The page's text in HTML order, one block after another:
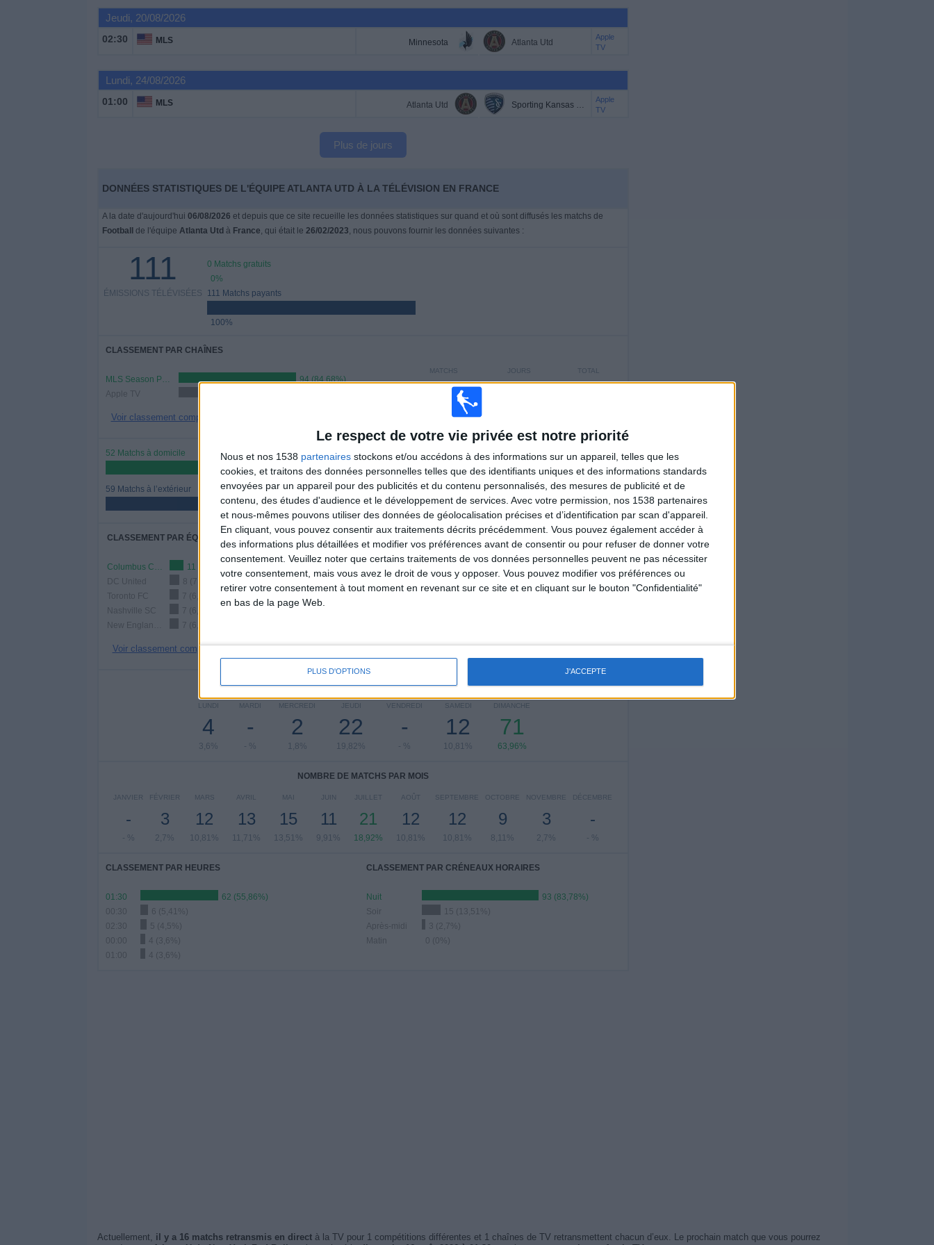
Le respect de votre vie privée est notre priorité
Nous et nos 1538 partenaires stockons et/ou accédons à des informations sur un appareil, telles que les
cookies, et traitons des données personnelles telles que des identifiants uniques et des informations standards
envoyées par un appareil pour des publicités et du contenu personnalisés, des mesures de publicité et de
contenu, des études d'audience et le développement de services. Avec votre permission, nos 1538 partenaires
et nous-mêmes pouvons utiliser des données de géolocalisation précises et d’identification par scan d'appareil.
En cliquant, vous pouvez consentir aux traitements décrits précédemment. Vous pouvez également accéder à
des informations plus détaillées et modifier vos préférences avant de consentir ou pour refuser de donner votre
consentement. Veuillez noter que certains traitements de vos données personnelles peuvent ne pas nécessiter
votre consentement, mais vous avez le droit de vous y opposer. Vous pouvez modifier vos préférences ou
retirer votre consentement à tout moment en revenant sur ce site et en cliquant sur le bouton "Confidentialité"
en bas de la page Web.
PLUS D'OPTIONS J'ACCEPTE
Jeudi, 20/08/2026
02:30 MLS Minnesota Atlanta Utd
Apple
TV
Lundi, 24/08/2026
01:00 MLS Atlanta Utd Sporting Kansas City
Apple
TV
Plus de jours
DONNÉES STATISTIQUES DE L'ÉQUIPE ATLANTA UTD À LA TÉLÉVISION EN FRANCE
A la date d'aujourd'hui 06/08/2026 et depuis que ce site recueille les données statistiques sur quand et où sont diffusés les matchs de
Football
de l'équipe Atlanta Utd à France, qui était le 26/02/2023, nous pouvons fournir les données suivantes :
111
ÉMISSIONS TÉLÉVISÉES
0 Matchs gratuits
0%
111 Matchs payants
100%
CLASSEMENT PAR CHAÎNES
MLS Season Pass
94 (84,68%)
Apple TV
Voir classement complet
TOTAL
2
JOURS
1257
MATCHS
111
CONSECUTIFS
52 Matchs à domicile
46,85%
59 Matchs à l’extérieur
53,15%
TOTAL
31
ADVERSAIRES
MAXIMUM
11
VS Columbus
Crew
TOTAL
2
COMPÉTITIONS
CLASSEMENT PAR ÉQUIPES
Columbus Crew
11 (9,91%)
DC United
8 (7,21%)
Toronto FC
7 (6,31%)
Nashville SC
7 (6,31%)
7 (6,31%)
Voir classement complet
CLASSEMENT PAR COMPÉTITIONS
104 (93,69%)
7 (6,31%)
NOMBRE DE MATCHS PAR JOUR DE LA SEMAINE
LUNDI
4
3,6%
MARDI
-
- %
MERCREDI
2
1,8%
JEUDI
22
19,82%
VENDREDI
-
- %
SAMEDI
12
10,81%
DIMANCHE
71
63,96%
NOMBRE DE MATCHS PAR MOIS
JANVIER
-
- %
FÉVRIER
3
2,7%
MARS
12
10,81%
AVRIL
13
11,71%
MAI
15
13,51%
JUIN
11
9,91%
JUILLET
21
18,92%
AOÛT
12
10,81%
SEPTEMBRE
12
10,81%
OCTOBRE
9
8,11%
NOVEMBRE
3
2,7%
DÉCEMBRE
-
- %
CLASSEMENT PAR HEURES
01:30
62 (55,86%)
00:30
6 (5,41%)
02:30
5 (4,5%)
4 (3,6%)
4 (3,6%)
CLASSEMENT PAR CRÉNEAUX HORAIRES
Nuit
93 (83,78%)
Soir
15 (13,51%)
Après-midi
3 (2,7%)
Matin
0 (0%)
Actuellement, il y a 16 matchs retransmis en directà la TV pour 1 compétitions différentes et 1 chaînes de TV retransmettent chacun d’eux. Le prochain match que vous pourrez